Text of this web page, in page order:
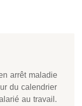
arrêt maladie
du calendrier
au travail.